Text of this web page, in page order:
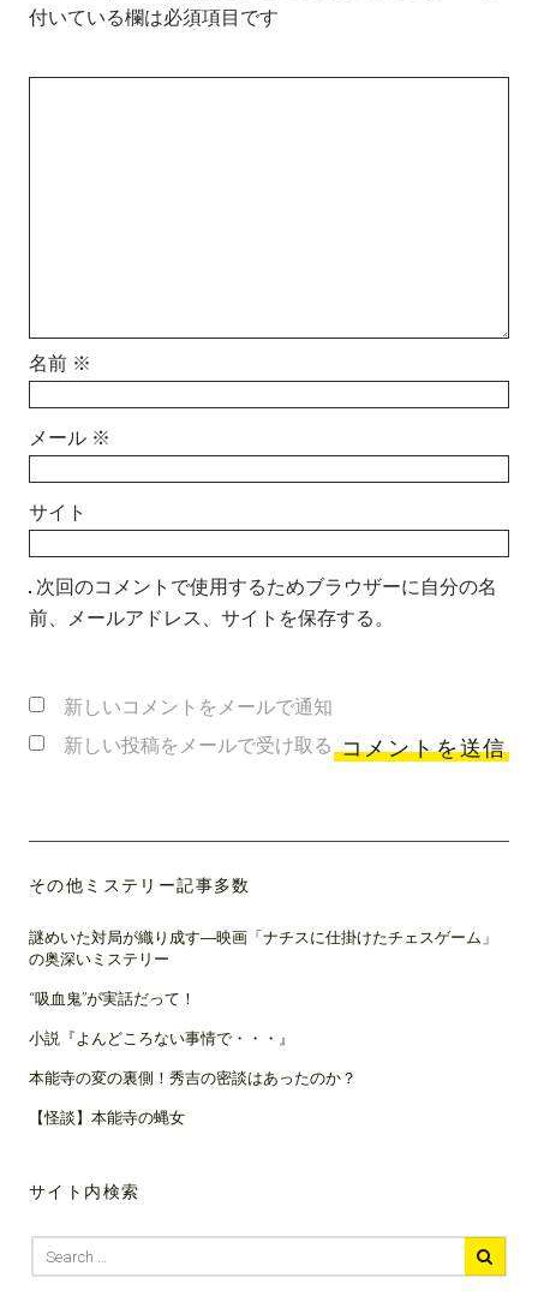
付いている欄は必須項目です
名前 ※
メール ※
サイト
次回のコメントで使用するためブラウザーに自分の名
前、メールアドレス、サイトを保存する。
新しいコメントをメールで通知
新しい投稿をメールで受け取る
その他ミステリー記事多数
謎めいた対局が織り成す―映画「ナチスに仕掛けたチェスゲーム」
の奥深いミステリー
“吸血鬼”が実話だって！
小説『よんどころない事情で・・・』
本能寺の変の裏側！秀吉の密談はあったのか？
【怪談】本能寺の蝿女
サイト内検索
for: